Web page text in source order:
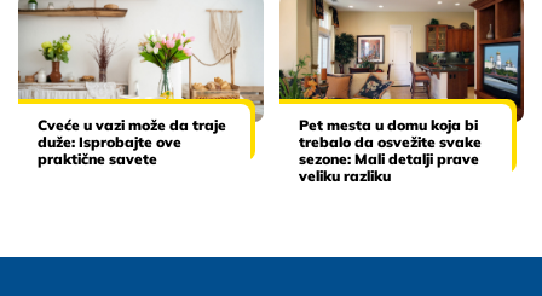
Cveće u vazi može da traje
duže: Isprobajte ove
praktične savete
Pet mesta u domu koja bi
trebalo da osvežite svake
sezone: Mali detalji prave
veliku razliku